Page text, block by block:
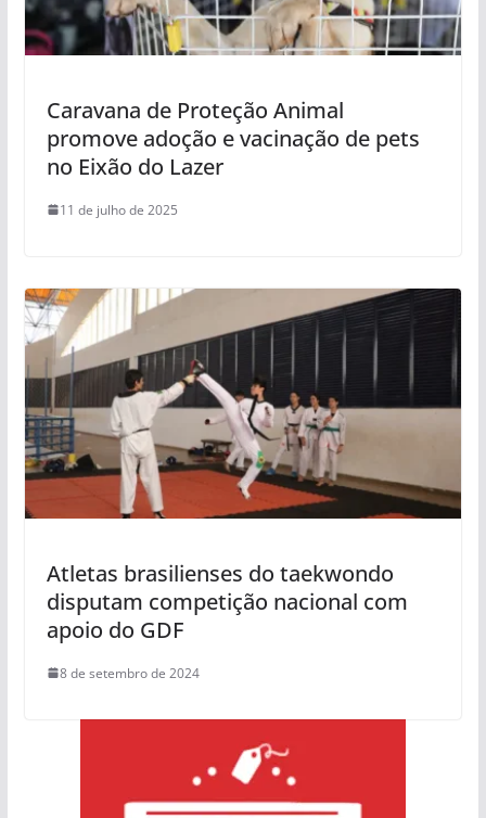
Caravana de Proteção Animal
promove adoção e vacinação de pets
no Eixão do Lazer
11 de julho de 2025
Atletas brasilienses do taekwondo
disputam competição nacional com
apoio do GDF
8 de setembro de 2024